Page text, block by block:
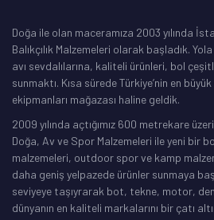
Doğa ile olan maceramıza 2003 yılında
Balıkçılık Malzemeleri olarak başladık.
avı sevdalılarına, kaliteli ürünleri, bol
sunmaktı. Kısa sürede Türkiye’nin en
ekipmanları mağazası haline geldik.
2009 yılında açtığımız 600 metrekare
Doğa, Av ve Spor Malzemeleri ile yeni bir
malzemeleri, outdoor spor ve kamp
daha geniş yelpazede ürünler sunmaya
seviyeye taşıyrarak bot, tekne, motor,
dünyanın en kaliteli markalarını bir çatı